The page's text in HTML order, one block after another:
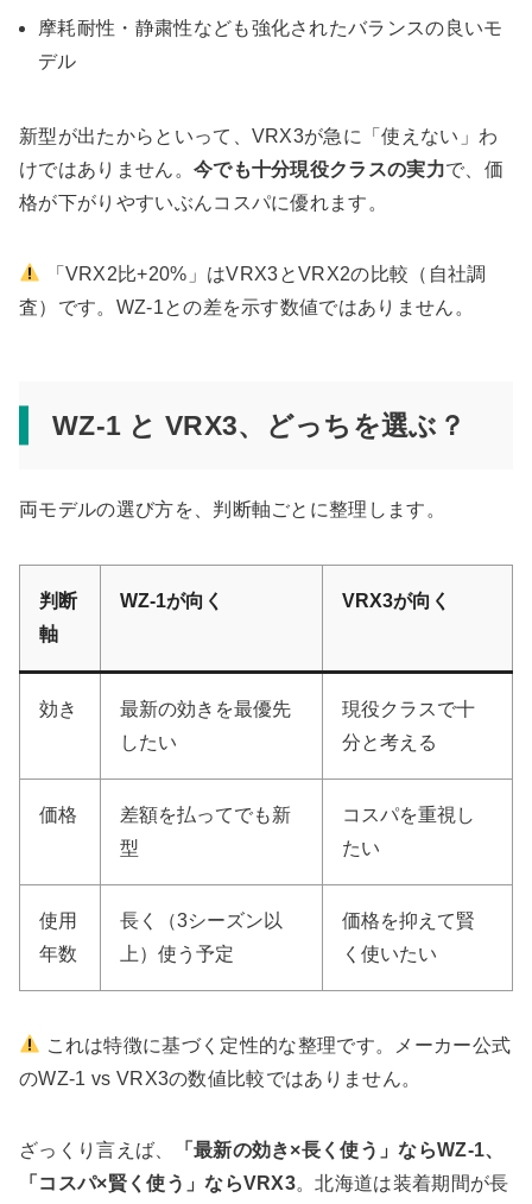
摩耗耐性・静粛性なども強化されたバランスの良いモ
デル
新型が出たからといって、VRX3が急に「使えない」わ
けではありません。 今でも十分現役クラスの実力で、価
格が下がりやすいぶんコスパに優れます。
「VRX2比+20%」はVRX3とVRX2の比較（自社調
査）です。WZ-1との差を示す数値ではありません。
WZ-1 と VRX3、どっちを選ぶ？
両モデルの選び方を、判断軸ごとに整理します。
判断
軸
WZ-1が向く VRX3が向く
効き
最新の効きを最優先
したい
現役クラスで十
分と考える
価格
差額を払ってでも新
型
コスパを重視し
たい
使用
年数
長く（3シーズン以
上）使う予定
価格を抑えて賢
く使いたい
これは特徴に基づく定性的な整理です。メーカー公式
のWZ-1 vs VRX3の数値比較ではありません。
ざっくり言えば、
「最新の効き×長く使う」ならWZ-1、
「コスパ×賢く使う」ならVRX3。北海道は装着期間が長